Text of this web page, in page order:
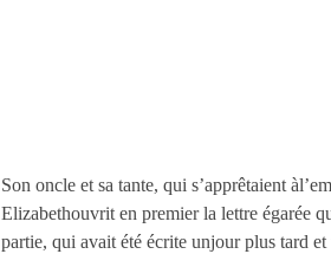
Son oncle et sa tante, qui s’apprêtaient
Elizabethouvrit en premier la lettre égarée
partie, qui avait été écrite unjour plus tard